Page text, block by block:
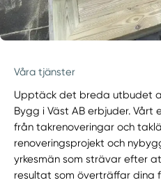
Våra tjänster
Upptäck det breda utbudet
Bygg i Väst AB erbjuder.
från takrenoveringar och
renoveringsprojekt och
yrkesmän som strävar efter
resultat som överträffar dina